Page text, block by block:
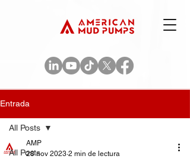
Entrada
All Posts
All Posts
AMP
28 nov 2023 2 min de lectura